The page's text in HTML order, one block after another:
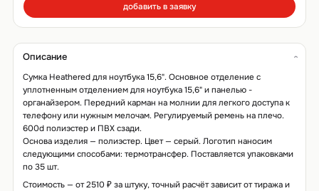
добавить в заявку
Описание
Сумка Heathered для ноутбука 15,6". Основное отделение с
уплотненным отделением для ноутбука 15,6" и панелью -
органайзером. Передний карман на молнии для легкого доступа к
телефону или нужным мелочам. Регулируемый ремень на плечо.
600d полиэстер и ПВХ сзади.
Основа изделия — полиэстер. Цвет — серый. Логотип наносим
следующими способами: термотрансфер. Поставляется упаковками
по 35 шт.
Стоимость — от 2510 ₽ за штуку, точный расчёт зависит от тиража и